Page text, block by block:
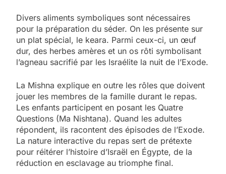
Divers aliments symboliques sont nécessaires
pour la préparation du séder. On les présente sur
un plat spécial, le keara. Parmi ceux-ci, un œuf
dur, des herbes amères et un os rôti symbolisant
l’agneau sacrifié par les Israélite la nuit de l’Exode.
La Mishna explique en outre les rôles que doivent
jouer les membres de la famille durant le repas.
Les enfants participent en posant les Quatre
Questions (Ma Nishtana). Quand les adultes
répondent, ils racontent des épisodes de l’Exode.
La nature interactive du repas sert de prétexte
pour réitérer l’histoire d’Israël en Égypte, de la
réduction en esclavage au triomphe final.